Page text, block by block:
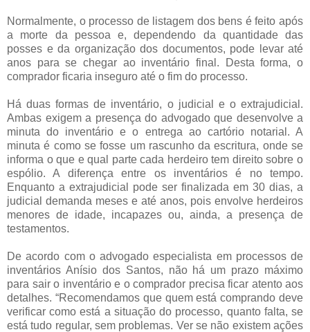
Normalmente, o processo de listagem dos bens é feito após
a morte da pessoa e, dependendo da quantidade das
posses e da organização dos documentos, pode levar até
anos para se chegar ao inventário final. Desta forma, o
comprador ficaria inseguro até o fim do processo.
Há duas formas de inventário, o judicial e o extrajudicial.
Ambas exigem a presença do advogado que desenvolve a
minuta do inventário e o entrega ao cartório notarial. A
minuta é como se fosse um rascunho da escritura, onde se
informa o que e qual parte cada herdeiro tem direito sobre o
espólio. A diferença entre os inventários é no tempo.
Enquanto a extrajudicial pode ser finalizada em 30 dias, a
judicial demanda meses e até anos, pois envolve herdeiros
menores de idade, incapazes ou, ainda, a presença de
testamentos.
De acordo com o advogado especialista em processos de
inventários Anísio dos Santos, não há um prazo máximo
para sair o inventário e o comprador precisa ficar atento aos
detalhes. “Recomendamos que quem está comprando deve
verificar como está a situação do processo, quanto falta, se
está tudo regular, sem problemas. Ver se não existem ações